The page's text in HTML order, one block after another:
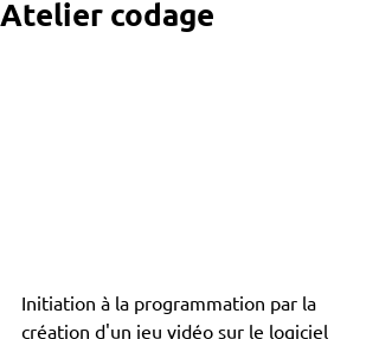
Atelier codage
Initiation à la programmation par la
création d'un jeu vidéo sur le logiciel